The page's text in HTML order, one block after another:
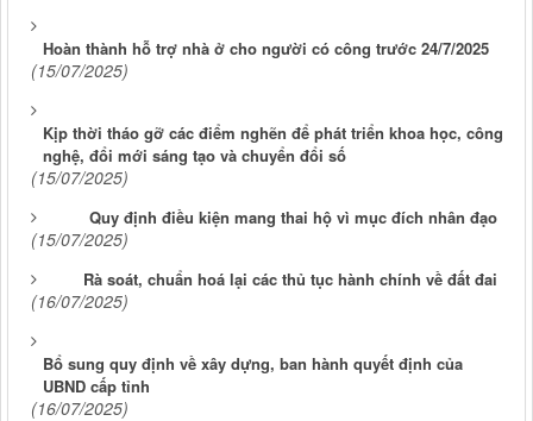
Hoàn thành hỗ trợ nhà ở cho người có công trước 24/7/2025
(15/07/2025)
Kịp thời tháo gỡ các điểm nghẽn để phát triển khoa học, công
nghệ, đổi mới sáng tạo và chuyển đổi số
(15/07/2025)
Quy định điều kiện mang thai hộ vì mục đích nhân đạo
(15/07/2025)
Rà soát, chuẩn hoá lại các thủ tục hành chính về đất đai
(16/07/2025)
Bổ sung quy định về xây dựng, ban hành quyết định của
UBND cấp tỉnh
(16/07/2025)